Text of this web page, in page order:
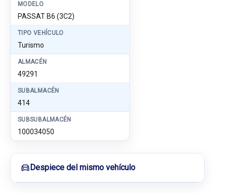
MODELO
PASSAT B6 (3C2)
TIPO VEHÍCULO
Turismo
ALMACÉN
49291
SUBALMACÉN
414
SUBSUBALMACÉN
100034050
Despiece del mismo vehículo